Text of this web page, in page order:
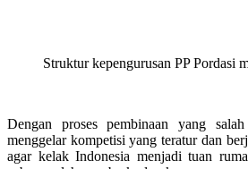
Struktur kepengurusan PP Pordasi
Dengan proses pembinaan yang
menggelar kompetisi yang teratur dan
agar kelak Indonesia menjadi tuan